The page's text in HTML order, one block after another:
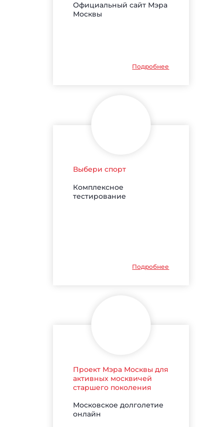
Официальный сайт Мэра
Москвы
Подробнее
Выбери спорт
Комплексное
тестирование
Подробнее
Проект Мэра Москвы для
активных москвичей
старшего поколения
Московское долголетие
онлайн